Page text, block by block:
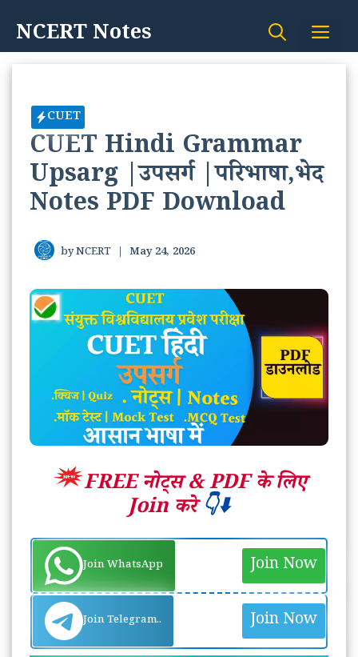
content
NCERT Notes
CUET
CUET Hindi Grammar
Upsarg |उपसर्ग |परिभाषा,भेद
Notes PDF Download
byNCERT | May 24, 2026
FREE नोट्स &PDF के लिए
Join करे👇⬇️
Join WhatsApp Join Now
Join Telegram.. Join Now